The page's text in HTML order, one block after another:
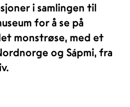
i samlingen til
for å se på
monstrøse, med et
og Sápmi, fra